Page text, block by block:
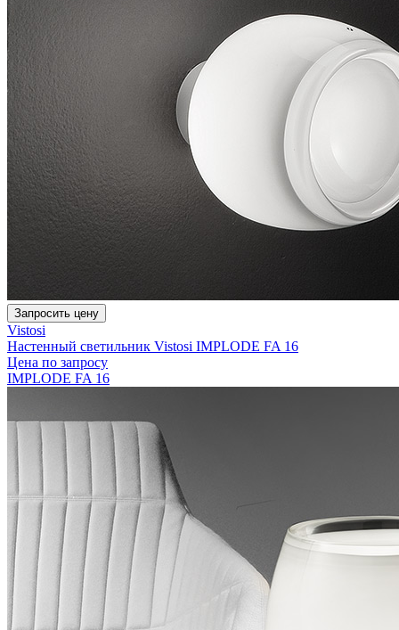
Запросить цену
Vistosi
Настенный светильник Vistosi IMPLODE FA 16
Цена по запросу
IMPLODE FA 16